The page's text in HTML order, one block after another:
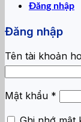
Đăng nhập
Đăng nhập
Tên tài khoản
Mật khẩu *